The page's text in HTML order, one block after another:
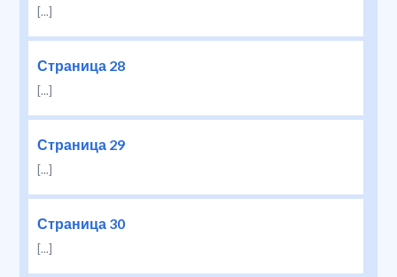
[...]
Страница 28
[...]
Страница 29
[...]
Страница 30
[...]